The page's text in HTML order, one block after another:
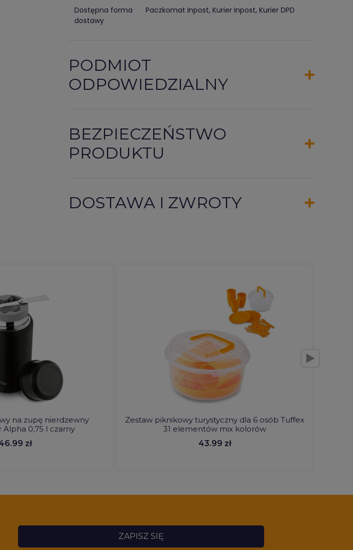
Dostępna forma
dostawy
Paczkomat Inpost, Kurier Inpost, Kurier DPD
PODMIOT
ODPOWIEDZIALNY
BEZPIECZEŃSTWO
PRODUKTU
DOSTAWA I ZWROTY
na zupę nierdzewny
Alpha 0,75 l czarny
zł
Zestaw piknikowy turystyczny dla 6 osób Tuffex
31 elementów mix kolorów
43.99 zł
ZAPISZ SIĘ